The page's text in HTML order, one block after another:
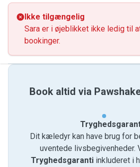
Ikke tilgængelig
Sara er i øjeblikket ikke ledig til
bookinger.
Book altid via
Dit kæledyr kan have brug for
uventede livsbegivenheder.
Tryghedsgaranti inkluderet i